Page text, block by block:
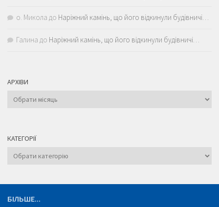
о. Микола до Наріжний камінь, що його відкинули будівничі…
Галина до Наріжний камінь, що його відкинули будівничі…
АРХІВИ
Архіви
КАТЕГОРІЇ
Категорії
БІЛЬШЕ...